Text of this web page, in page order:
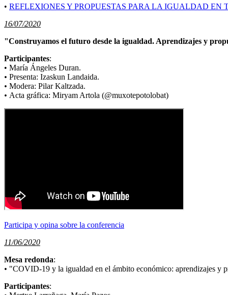
• REFLEXIONES Y PROPUESTAS PARA LA IGUALDAD EN
16/07/2020
"Construyamos el futuro desde la igualdad. Aprendizajes y
Participantes:
• María Ángeles Duran.
• Presenta: Izaskun Landaida.
• Modera: Pilar Kaltzada.
• Acta gráfica: Miryam Artola (@muxotepotolobat)
Participa y opina sobre la conferencia
11/06/2020
Mesa redonda:
• "COVID-19 y la igualdad en el ámbito económico: aprendizajes y
Participantes: